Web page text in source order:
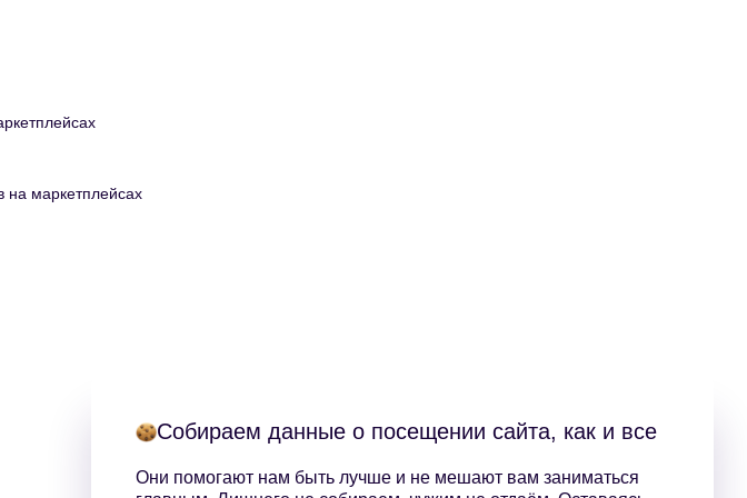
Собираем данные о посещении сайта, как и все
Они помогают нам быть лучше и не мешают вам заниматься
маркетплейсах